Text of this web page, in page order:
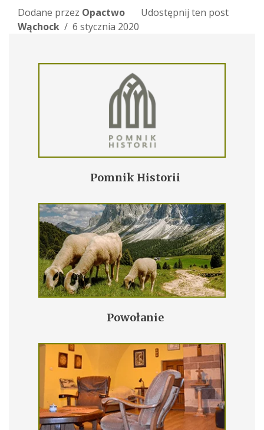
Udostępnij ten post
Dodane przez Opactwo
Wąchock / 6 stycznia 2020
Pomnik Historii
Powołanie